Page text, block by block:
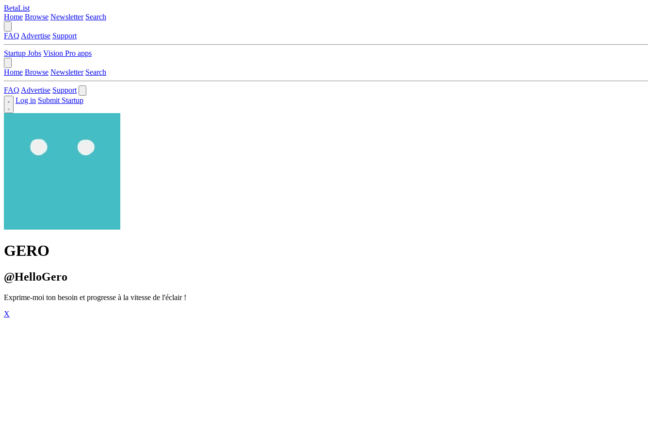
BetaList
Home Browse Newsletter Search
FAQ Advertise Support
Startup Jobs Vision Pro apps
Home Browse Newsletter Search
FAQ Advertise Support
Log in Submit Startup
GERO
@HelloGero
Exprime-moi ton besoin et progresse à la vitesse de l'éclair !
X